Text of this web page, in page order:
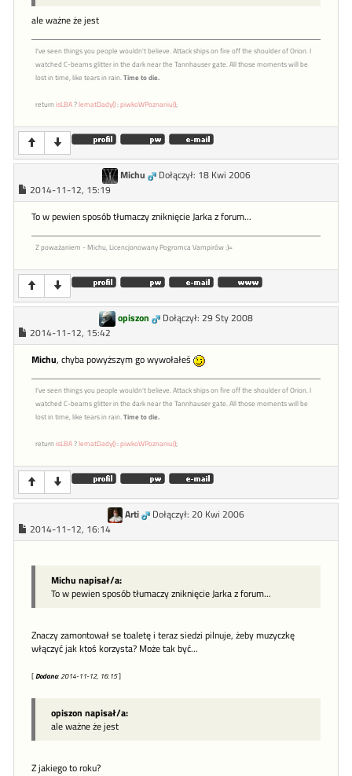
ale ważne że jest
I've seen things you people wouldn't believe. Attack ships on fire off the shoulder of Orion. I
watched C-beams glitter in the dark near the Tannhauser gate. All those moments will be
lost in time, like tears in rain.Time to die.
returnisLBA?lematDady():piwkoWPoznaniu();
Michu
Dołączył: 18 Kwi 2006
2014-11-12, 15:19
To w pewien sposób tłumaczy zniknięcie Jarka z forum...
Z poważaniem - Michu, Licencjonowany Pogromca Vampirów :)=
opiszon
Dołączył: 29 Sty 2008
2014-11-12, 15:42
Michu, chyba powyższym go wywołałeś
I've seen things you people wouldn't believe. Attack ships on fire off the shoulder of Orion. I
watched C-beams glitter in the dark near the Tannhauser gate. All those moments will be
lost in time, like tears in rain.Time to die.
returnisLBA?lematDady():piwkoWPoznaniu();
Arti
Dołączył: 20 Kwi 2006
2014-11-12, 16:14
Michu napisał/a:
To w pewien sposób tłumaczy zniknięcie Jarka z forum...
Znaczy zamontował se toaletę i teraz siedzi pilnuje, żeby muzyczkę
włączyć jak ktoś korzysta? Może tak być...
[Dodano: 2014-11-12, 16:15]
opiszon napisał/a:
ale ważne że jest
Z jakiego to roku?